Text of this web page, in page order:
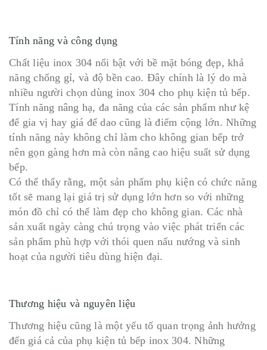
Tính năng và công dụng
Chất liệu inox 304 nổi bật với bề mặt bóng đẹp, khả
năng chống gỉ, và độ bền cao. Đây chính là lý do mà
nhiều người chọn dùng inox 304 cho phụ kiện tủ bếp.
Tính năng nâng hạ, đa năng của các sản phẩm như kệ
để gia vị hay giá để dao cũng là điểm cộng lớn. Những
tính năng này không chỉ làm cho không gian bếp trở
nên gọn gàng hơn mà còn nâng cao hiệu suất sử dụng
bếp.
Có thể thấy rằng, một sản phẩm phụ kiện có chức năng
tốt sẽ mang lại giá trị sử dụng lớn hơn so với những
món đồ chỉ có thể làm đẹp cho không gian. Các nhà
sản xuất ngày càng chú trọng vào việc phát triển các
sản phẩm phù hợp với thói quen nấu nướng và sinh
hoạt của người tiêu dùng hiện đại.
Thương hiệu và nguyên liệu
Thương hiệu cũng là một yếu tố quan trọng ảnh hưởng
đến giá cả của phụ kiện tủ bếp inox 304. Những